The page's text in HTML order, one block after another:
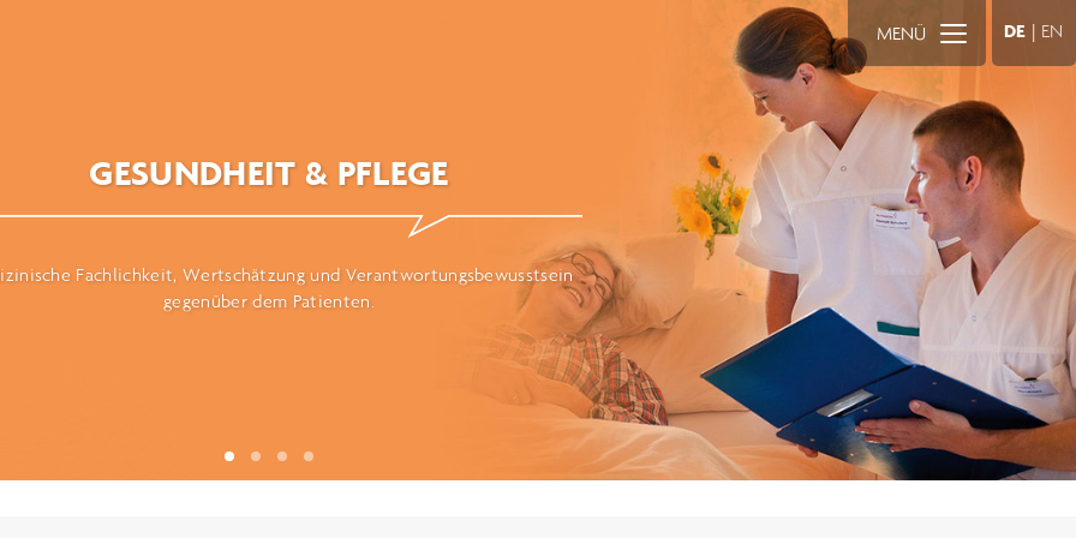
GESUNDHEIT & PFLEGE
Fachlichkeit, Wertschätzung und Verantwortungsbewusstsein
gegenüber dem Patienten.
DE | EN
MENÜ